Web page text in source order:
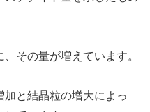
その量が増えています。
加と結晶粒の増大によっ